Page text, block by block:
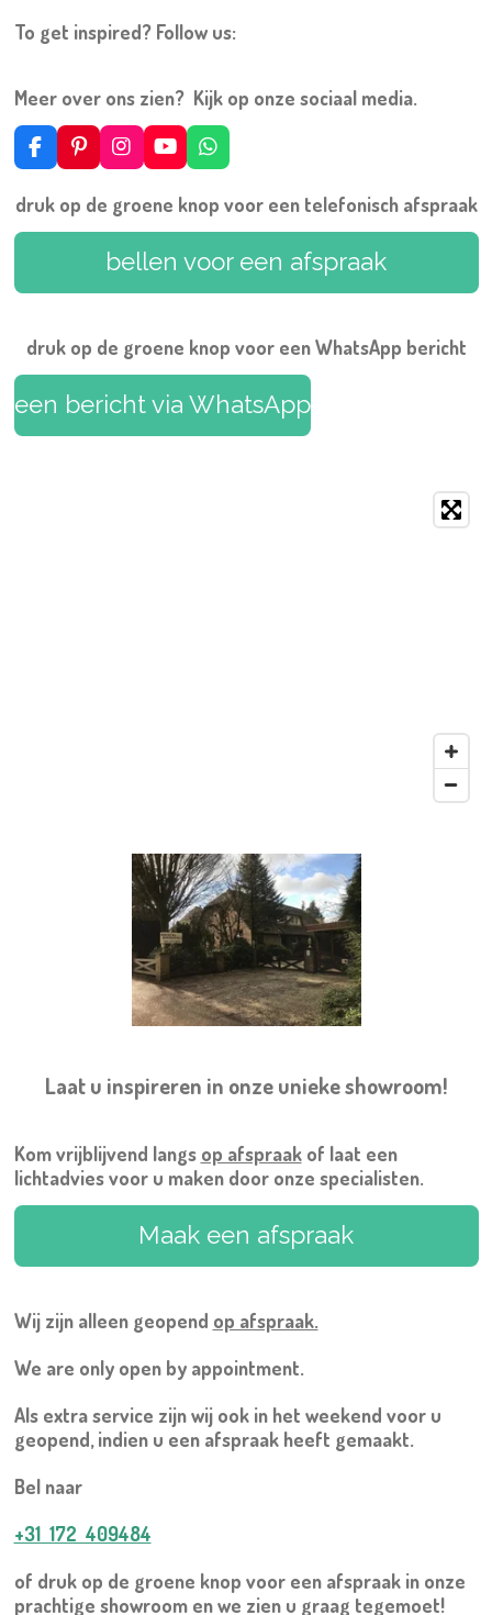
To get inspired? Follow us:
Meer over ons zien? Kijk op onze sociaal media.
F
a
e
b
k
P
i
t
e
s
I
n
t
a
g
r
a
Y
o
T
u
b
e
W
h
t
s
A
p
p
druk op de groene knop voor een telefonisch afspraak
bellen voor een afspraak
druk op de groene knop voor een WhatsApp bericht
een bericht via WhatsApp
Laat u inspireren in onze unieke showroom!
Kom vrijblijvend langs op afspraakof laat een
lichtadvies voor u maken door onze specialisten.
Maak een afspraak
Wij zijn alleen geopend op afspraak.
We are only open by appointment.
Als extra service zijn wij ook in het weekend voor u
geopend, indien u een afspraak heeft gemaakt.
Bel naar
+31 172 409484
of druk op de groene knop voor een afspraak in onze
prachtige showroom en we zien u graag tegemoet!